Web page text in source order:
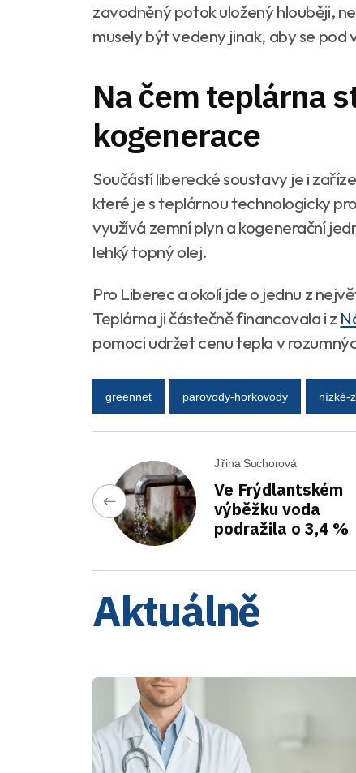
zavodněný potok uložený hlouběji,
musely být vedeny jinak, aby se pod
Na čem teplárna
kogenerace
Součástí liberecké soustavy je i
které je s teplárnou technologicky
využívá zemní plyn a kogenerační
lehký topný olej.
Pro Liberec a okolí jde o jednu z
Teplárna ji částečně financovala i z
pomoci udržet cenu tepla v
greennet parovody-horkovody nízké-
Jiřina Suchorová
Ve Frýdlantském
výběžku voda
podražila o 3,4 %
Aktuálně